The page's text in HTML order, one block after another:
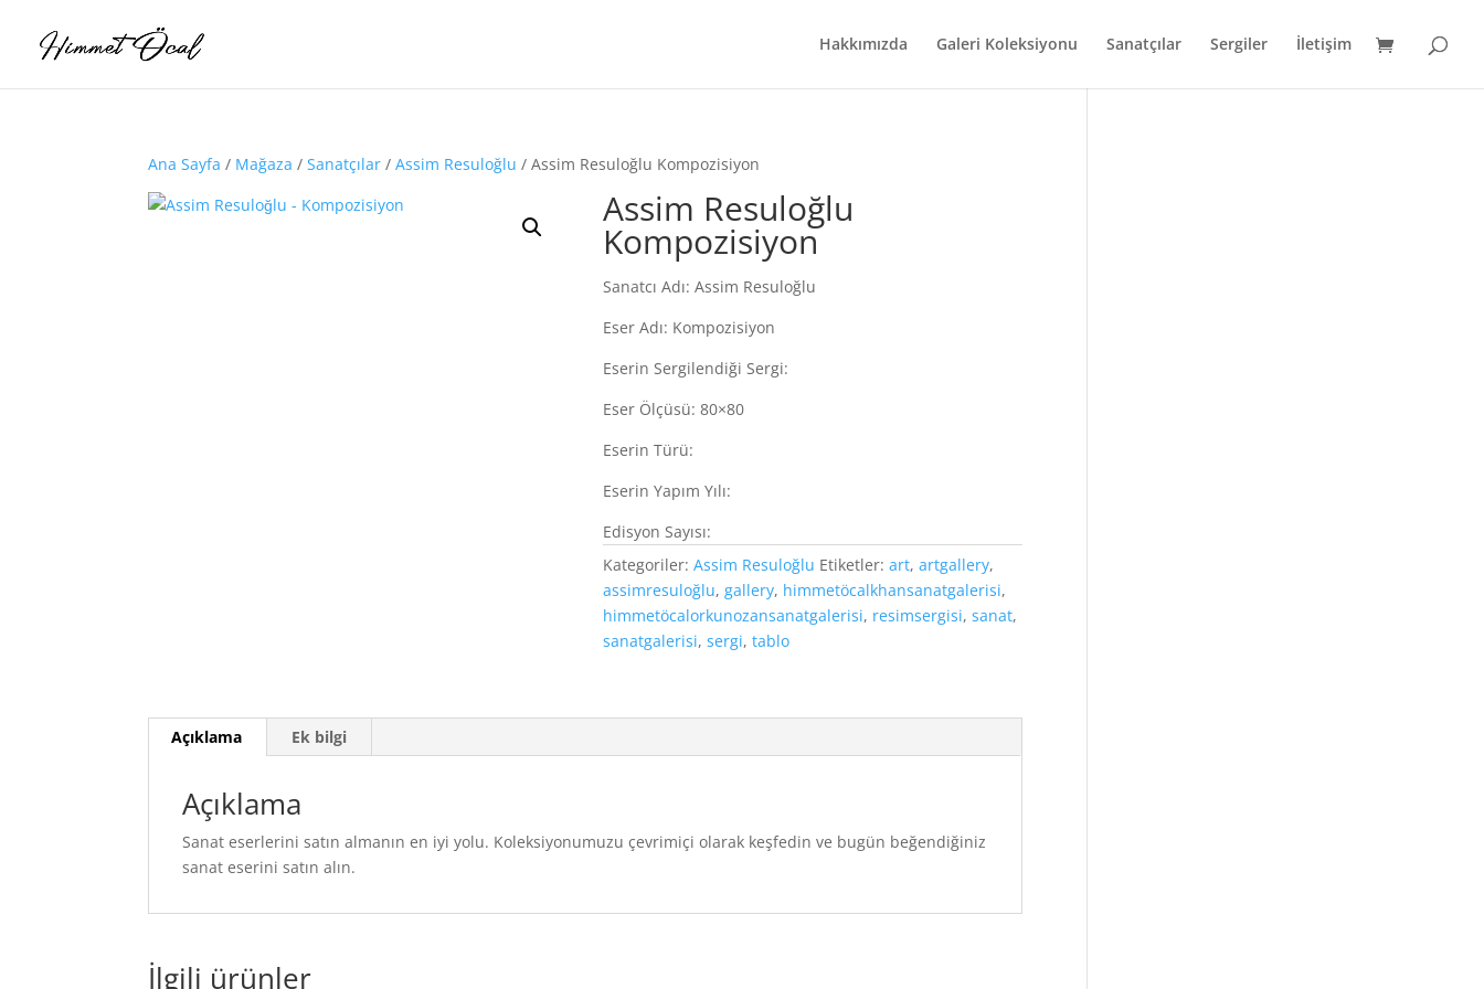
Hakkımızda Galeri Koleksiyonu Sanatçılar Sergiler İletişim
Ana Sayfa / Mağaza /Sanatçılar /Assim Resuloğlu / Assim Resuloğlu Kompozisiyon
Assim Resuloğlu
Kompozisiyon
Sanatcı Adı: Assim Resuloğlu
Eser Adı: Kompozisiyon
Eserin Sergilendiği Sergi:
Eser Ölçüsü: 80×80
Eserin Türü:
Eserin Yapım Yılı:
Edisyon Sayısı:
Kategoriler:Assim Resuloğlu Etiketler:art,artgallery,
assimresuloğlu,gallery, himmetöcalkhansanatgalerisi,
himmetöcalorkunozansanatgalerisi, resimsergisi,sanat,
sanatgalerisi,sergi,tablo
Açıklama Ek bilgi
Açıklama
Sanat eserlerini satın almanın en iyi yolu. Koleksiyonumuzu çevrimiçi olarak keşfedin ve bugün beğendiğiniz
sanat eserini satın alın.
İlgili ürünler